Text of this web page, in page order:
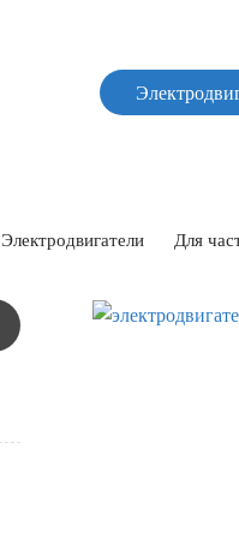
Электродвигатели Для